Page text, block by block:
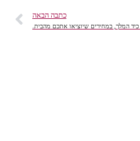
כתבה הבאה
המלך, במחירים שיוציאו אתכם מהבית.